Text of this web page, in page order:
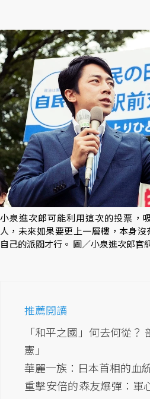
小泉進次郎可能利用這次的投票，
人，未來如果要更上一層樓，本身
自己的派閥才行。 圖／小泉進次郎官
推薦閱讀
「和平之國」何去何從？
憲」
華麗一族：日本首相的血
重擊安倍的森友爆彈：軍